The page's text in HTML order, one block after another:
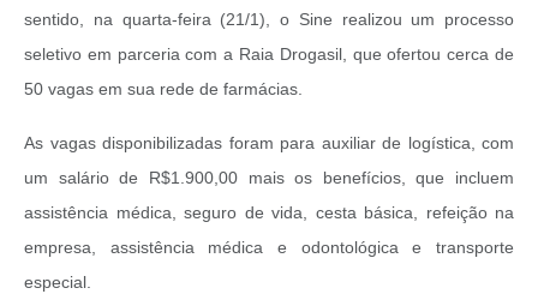
sentido, na quarta-feira (21/1), o Sine realizou um processo
seletivo em parceria com a Raia Drogasil, que ofertou cerca de
50 vagas em sua rede de farmácias.
As vagas disponibilizadas foram para auxiliar de logística, com
um salário de R$1.900,00 mais os benefícios, que incluem
assistência médica, seguro de vida, cesta básica, refeição na
empresa, assistência médica e odontológica e transporte
especial.